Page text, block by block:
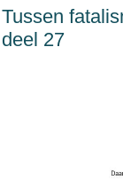
Tussen
deel 27